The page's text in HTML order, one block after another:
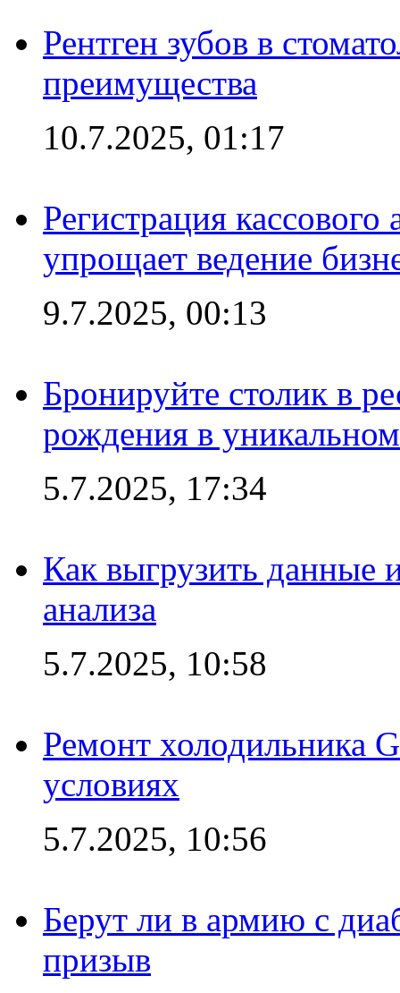
Рентген зубов в
преимущества
10.7.2025, 01:17
Регистрация
упрощает ведение
9.7.2025, 00:13
Бронируйте столик в
рождения в
5.7.2025, 17:34
Как выгрузить данные
анализа
5.7.2025, 10:58
Ремонт холодильника
условиях
5.7.2025, 10:56
Берут ли в армию с
призыв